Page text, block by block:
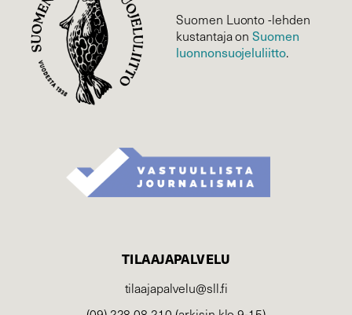
Suomen Luonto -lehden
kustantaja onSuomen
luonnonsuojelu­liitto.
TILAAJAPALVELU
tilaajapalvelu@sll.fi